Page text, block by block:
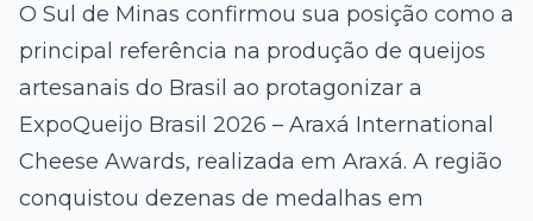
O Sul de Minas confirmou sua posição como a
principal referência na produção de queijos
artesanais do Brasil ao protagonizar a
ExpoQueijo Brasil 2026 – Araxá International
Cheese Awards, realizada em Araxá. A região
conquistou dezenas de medalhas em